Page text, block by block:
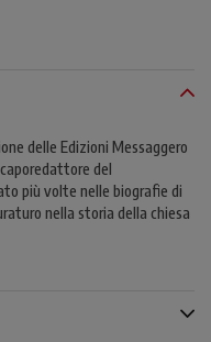
delle Edizioni Messaggero
del
più volte nelle biografie di
nella storia della chiesa